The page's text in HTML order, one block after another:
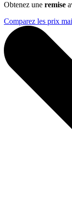
Obtenez une remise
Comparez les prix